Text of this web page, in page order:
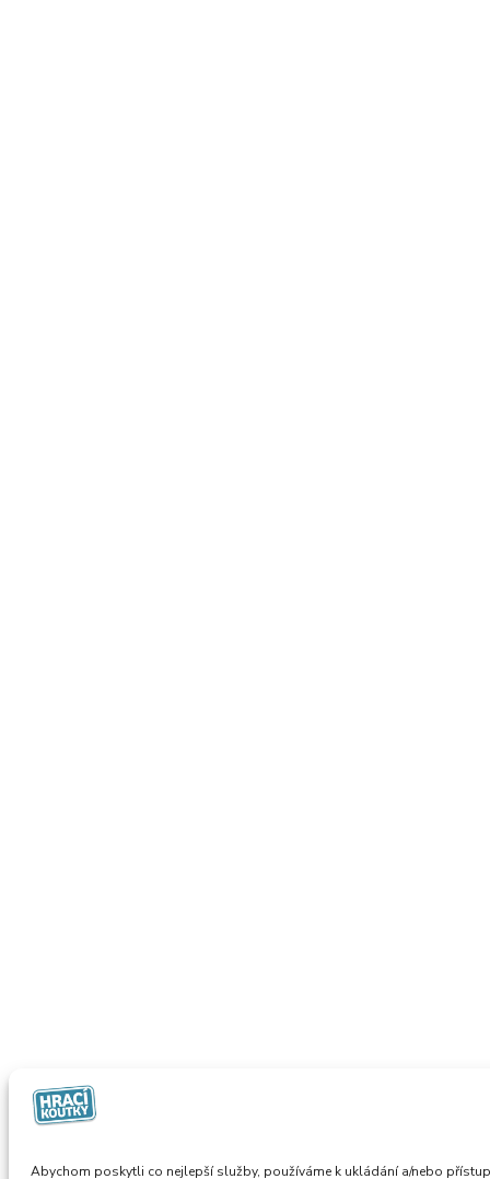
Abychom poskytli co nejlepší služby, používáme k ukládání a/nebo